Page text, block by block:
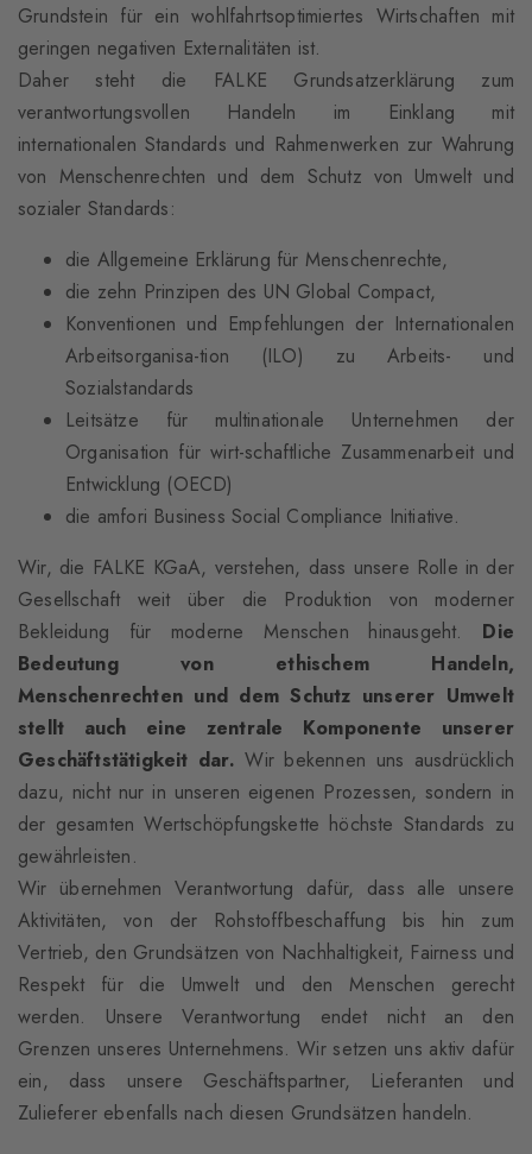
Grundstein für ein wohlfahrtsoptimiertes Wirtschaften mit
geringen negativen Externalitäten ist.
Daher steht die FALKE Grundsatzerklärung zum
verantwortungsvollen Handeln im Einklang mit
internationalen Standards und Rahmenwerken zur Wahrung
von Menschenrechten und dem Schutz von Umwelt und
sozialer Standards:
die Allgemeine Erklärung für Menschenrechte,
die zehn Prinzipen des UN Global Compact,
Konventionen und Empfehlungen der Internationalen
Arbeitsorganisa-tion (ILO) zu Arbeits- und
Sozialstandards
Leitsätze für multinationale Unternehmen der
Organisation für wirt-schaftliche Zusammenarbeit und
Entwicklung (OECD)
die amfori Business Social Compliance Initiative.
Wir, die FALKE KGaA, verstehen, dass unsere Rolle in der
Gesellschaft weit über die Produktion von moderner
Bekleidung für moderne Menschen hinausgeht. Die
Bedeutung von ethischem Handeln,
Menschenrechten und dem Schutz unserer Umwelt
stellt auch eine zentrale Komponente unserer
Geschäftstätigkeit dar. Wir bekennen uns ausdrücklich
dazu, nicht nur in unseren eigenen Prozessen, sondern in
der gesamten Wertschöpfungskette höchste Standards zu
gewährleisten.
Wir übernehmen Verantwortung dafür, dass alle unsere
Aktivitäten, von der Rohstoffbeschaffung bis hin zum
Vertrieb, den Grundsätzen von Nachhaltigkeit, Fairness und
Respekt für die Umwelt und den Menschen gerecht
werden. Unsere Verantwortung endet nicht an den
Grenzen unseres Unternehmens. Wir setzen uns aktiv dafür
ein, dass unsere Geschäftspartner, Lieferanten und
Zulieferer ebenfalls nach diesen Grundsätzen handeln.